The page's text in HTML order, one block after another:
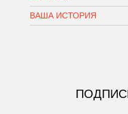
ВАША ИСТОРИЯ